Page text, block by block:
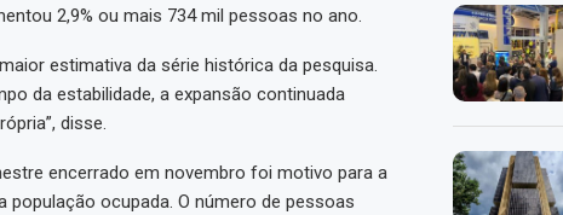
2,9% ou mais 734 mil pessoas no ano.
estimativa da série histórica da pesquisa.
da estabilidade, a expansão continuada
disse.
encerrado em novembro foi motivo para a
ocupada. O número de pessoas